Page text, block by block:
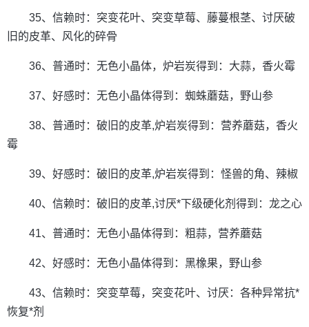
35、信赖时：突变花叶、突变草莓、藤蔓根茎、讨厌破
旧的皮革、风化的碎骨
36、普通时：无色小晶体，炉岩炭得到：大蒜，香火霉
37、好感时：无色小晶体得到：蜘蛛蘑菇，野山参
38、普通时：破旧的皮革,炉岩炭得到：营养蘑菇，香火
霉
39、好感时：破旧的皮革,炉岩炭得到：怪兽的角、辣椒
40、信赖时：破旧的皮革,讨厌*下级硬化剂得到：龙之心
41、普通时：无色小晶体得到：粗蒜，营养蘑菇
42、好感时：无色小晶体得到：黑橡果，野山参
43、信赖时：突变草莓，突变花叶、讨厌：各种异常抗*
恢复*剂